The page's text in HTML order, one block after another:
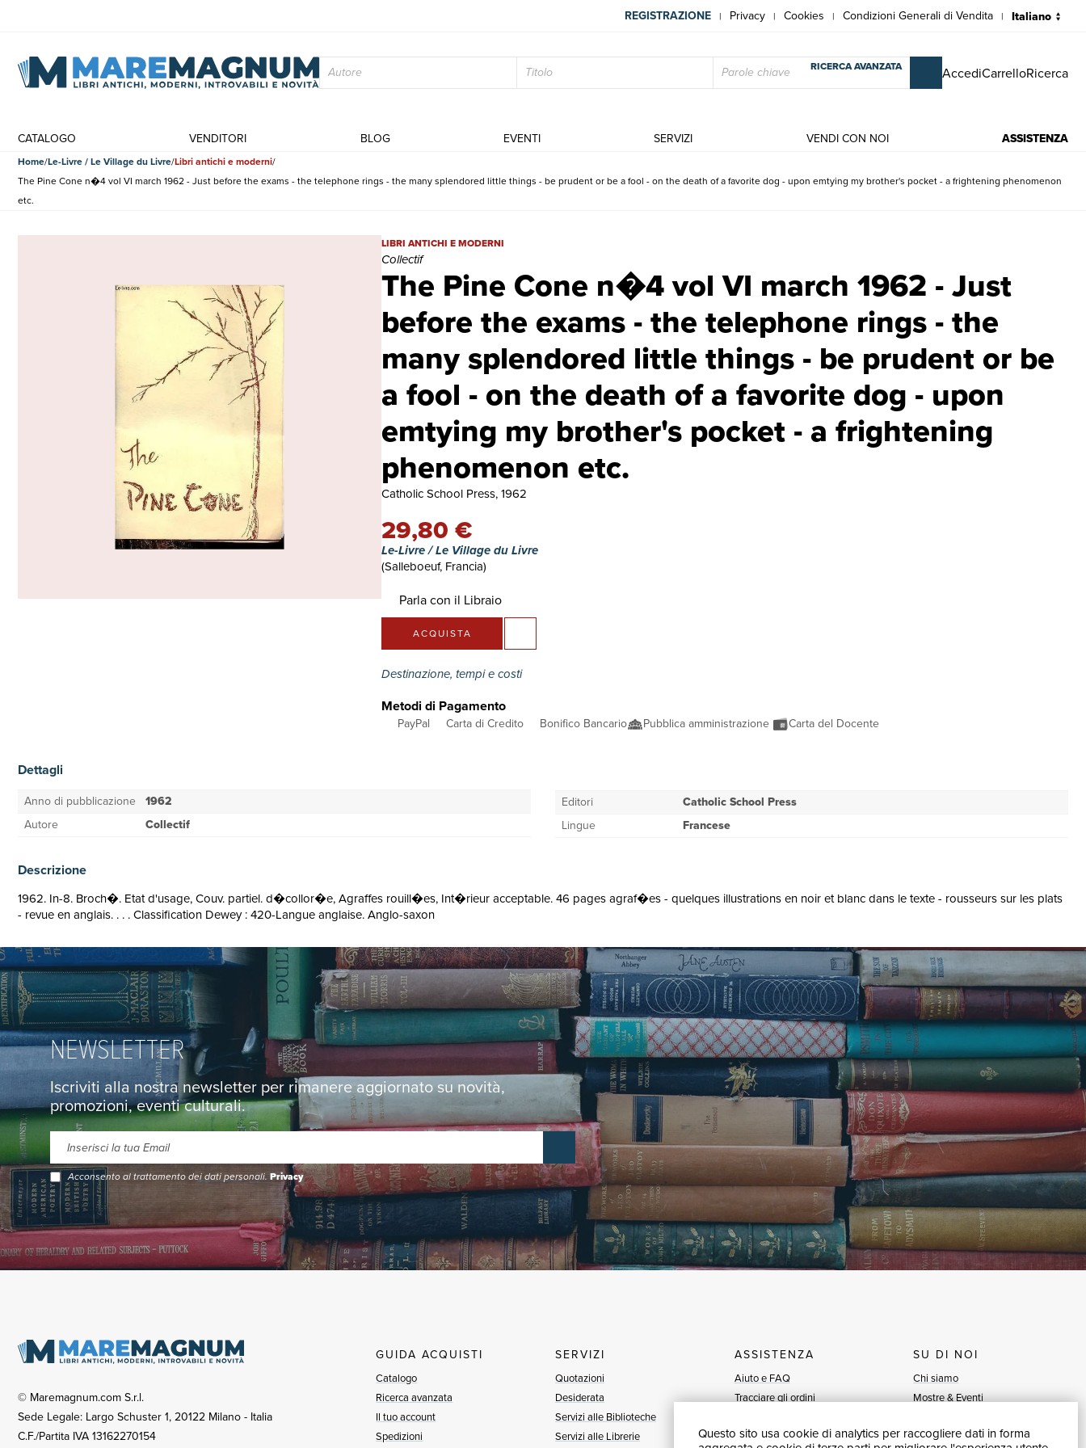
Questo sito usa cookie di analytics per raccogliere dati in forma
REGISTRAZIONE | Privacy | Cookies | Condizioni Generali di Vendita |
RICERCA AVANZATA AccediCarrelloRicerca
CATALOGO VENDITORI BLOG EVENTI SERVIZI VENDI CON NOI ASSISTENZA
Home Le-Livre / Le Village du Livre Libri antichi e moderni
The Pine Cone n�4 vol VI march 1962 - Just before the exams - the telephone rings - the many splendored little things - be prudent or be a fool - on the death of a favorite dog - upon emtying my brother's pocket - a frightening phenomenon
etc.
The Pine Cone n�4 vol VI march 1962 - Just
before the exams - the telephone rings - the
many splendored little things - be prudent or be
a fool - on the death of a favorite dog - upon
emtying my brother's pocket - a frightening
phenomenon etc.
The Pine Cone n�4 vol VI march 1962 - Just before the exams - the telephone rings - the many splendored little things - be
LIBRI ANTICHI E MODERNI
Collectif
Catholic School Press, 1962
29,80 €
Le-Livre / Le Village du Livre
(Salleboeuf, Francia)
Parla con il Libraio
ACQUISTA
Destinazione, tempi e costi
Metodi di Pagamento
PayPal Carta di Credito Bonifico Bancario Pubblica amministrazione Carta del Docente
Dettagli
Anno di pubblicazione 1962
Autore
Collectif
Editori
Catholic School Press
Lingue
Francese
Descrizione
1962. In-8. Broch�. Etat d'usage, Couv. partiel. d�collor�e, Agraffes rouill�es, Int�rieur acceptable. 46 pages agraf�es - quelques illustrations en noir et blanc dans le texte - rousseurs sur les plats
- revue en anglais. . . . Classification Dewey : 420-Langue anglaise. Anglo-saxon
NEWSLETTER
Iscriviti alla nostra newsletter per rimanere aggiornato su novità,
promozioni, eventi culturali.
Acconsento al trattamento dei dati personali.Privacy
© Maremagnum.com S.r.l.
Sede Legale: Largo Schuster 1, 20122 Milano - Italia
C.F./Partita IVA 13162270154
GUIDA ACQUISTI
Catalogo
Ricerca avanzata
Il tuo account
Spedizioni
SERVIZI
Quotazioni
Desiderata
Servizi alle Biblioteche
Servizi alle Librerie
ASSISTENZA
Aiuto e FAQ
Tracciare gli ordini
Fatturazione
SU DI NOI
Chi siamo
Mostre & Eventi
Blog